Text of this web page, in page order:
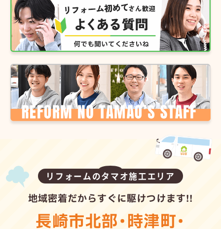
リフォームのタマオ施工エリア
地域密着だからすぐに駆けつけます!!
長崎市北部・時津町・